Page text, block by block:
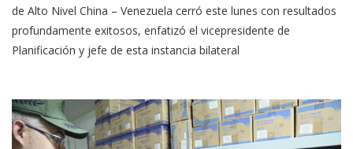
de Alto Nivel China – Venezuela cerró este lunes con resultados
profundamente exitosos, enfatizó el vicepresidente de
Planificación y jefe de esta instancia bilateral